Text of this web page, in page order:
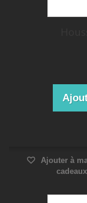
Ajouter à
cadeaux